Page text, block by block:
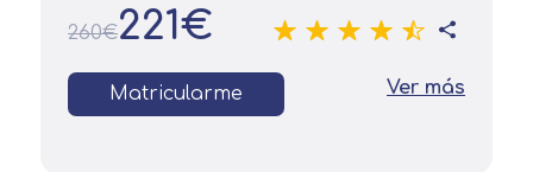
260€221€
Matricularme Ver más
finalidad prevista en la información
básica.
Acepto el tratamiento de mis datos con la
finalidad prevista en la información